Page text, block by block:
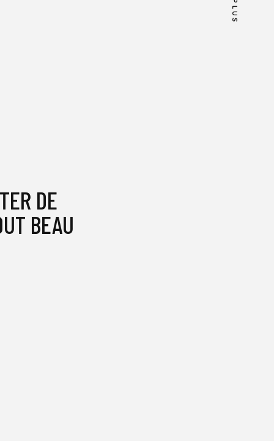
DE
BEAU
PLUS